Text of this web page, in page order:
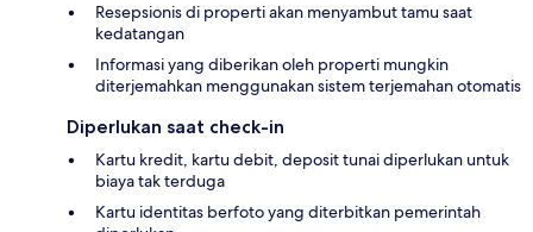
Resepsionis di properti akan menyambut tamu saat
kedatangan
Informasi yang diberikan oleh properti mungkin
diterjemahkan menggunakan sistem terjemahan otomatis
Diperlukan saat check-in
Kartu kredit, kartu debit, deposit tunai diperlukan untuk
biaya tak terduga
Kartu identitas berfoto yang diterbitkan pemerintah